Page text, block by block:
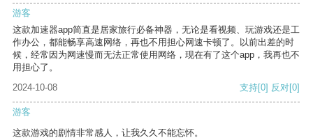
游客
这款加速器app简直是居家旅行必备神器，无论是看视频、玩游戏还是工
作办公，都能畅享高速网络，再也不用担心网速卡顿了。以前出差的时
候，经常因为网速慢而无法正常使用网络，现在有了这个app，我再也不
用担心了。
2024-10-08
支持[0] 反对[0]
游客
这款游戏的剧情非常感人，让我久久不能忘怀。